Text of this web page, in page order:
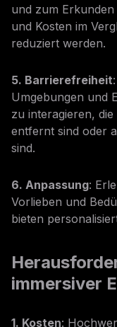
und zum
und Kosten im
reduziert werden.
5. Barrierefreiheit
Umgebungen und
zu interagieren,
entfernt sind oder
sind.
6. Anpassung:
Vorlieben und
bieten
immersiver
1. Kosten: